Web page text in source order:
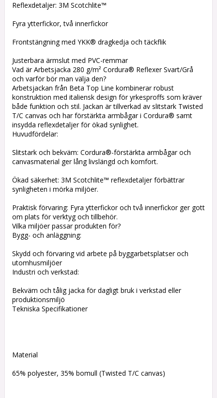
Reflexdetaljer: 3M Scotchlite™
Fyra ytterfickor, två innerfickor
Frontstängning med YKK® dragkedja och täckflik
Justerbara ärmslut med PVC-remmar
Vad är Arbetsjacka 280 g/m² Cordura® Reflexer Svart/Grå
och varför bör man välja den?
Arbetsjackan från Beta Top Line kombinerar robust
konstruktion med italiensk design för yrkesproffs som kräver
både funktion och stil. Jackan är tillverkad av slitstark Twisted
T/C canvas och har förstärkta armbågar i Cordura® samt
insydda reflexdetaljer för ökad synlighet.
Huvudfördelar:
Slitstark och bekväm: Cordura®-förstärkta armbågar och
canvasmaterial ger lång livslängd och komfort.
Ökad säkerhet: 3M Scotchlite™ reflexdetaljer förbättrar
synligheten i mörka miljöer.
Praktisk förvaring: Fyra ytterfickor och två innerfickor ger gott
om plats för verktyg och tillbehör.
Vilka miljöer passar produkten för?
Bygg- och anläggning:
Skydd och förvaring vid arbete på byggarbetsplatser och
utomhusmiljöer
Industri och verkstad:
Bekväm och tålig jacka för dagligt bruk i verkstad eller
produktionsmiljö
Tekniska Specifikationer
Material
65% polyester, 35% bomull (Twisted T/C canvas)